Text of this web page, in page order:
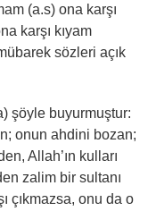
(a.s) ona karşı
karşı kıyam
sözleri açık
şöyle buyurmuştur:
onun ahdini bozan;
Allah’ın kulları
zalim bir sultanı
çıkmazsa, onu da o